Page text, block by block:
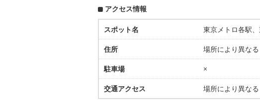
アクセス情報
スポット名 東京メトロ各駅
住所 場所により異なる
駐車場 ×
交通アクセス 場所により異なる